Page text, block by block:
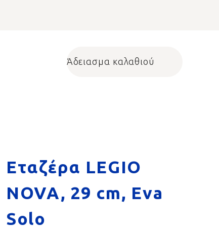
Shopping cart
Άδειασμα καλαθιού
Εταζέρα LEGIO
NOVA, 29 cm, Eva
Solo